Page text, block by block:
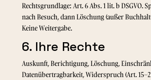
Rechtsgrundlage: Art. 6 Abs. 1 lit. b DSGVO.
nach Besuch, dann Löschung (außer
Keine Weitergabe.
6. Ihre Rechte
Auskunft, Berichtigung, Löschung,
Datenübertragbarkeit, Widerspruch (Art.